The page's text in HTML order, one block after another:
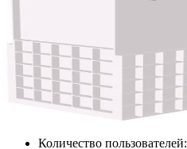
Количество пользователей: